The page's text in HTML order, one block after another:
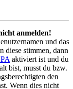
anmelden!
und das
diese stimmen, dann
aktiviert ist und du
bist, musst du bzw.
den
Wenn dies nicht